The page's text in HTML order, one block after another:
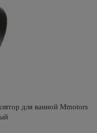
для ванной Mmotors